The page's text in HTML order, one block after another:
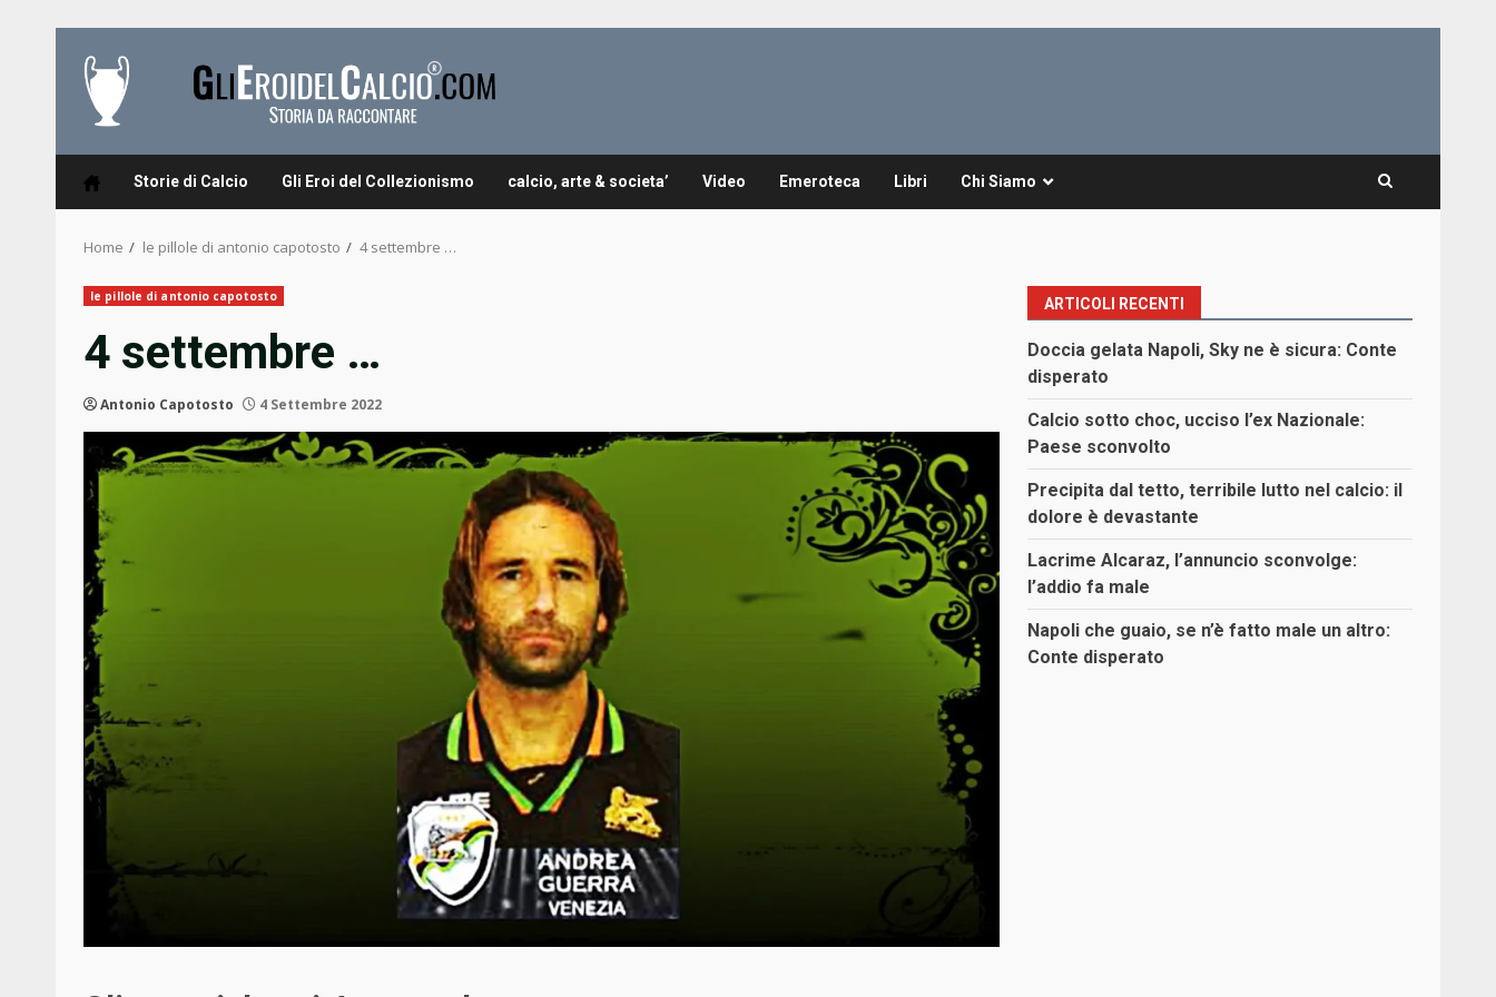
content
Storie di Calcio Gli Eroi del Collezionismo calcio, arte & societa’ Video Emeroteca Libri Chi Siamo
Home le pillole di antonio capotosto 4 settembre …
le pillole di antonio capotosto
4 settembre …
Antonio Capotosto 4 Settembre 2022
ARTICOLI RECENTI
Doccia gelata Napoli, Sky ne è sicura: Conte
disperato
Calcio sotto choc, ucciso l’ex Nazionale:
Paese sconvolto
Precipita dal tetto, terribile lutto nel calcio: il
dolore è devastante
Lacrime Alcaraz, l’annuncio sconvolge:
l’addio fa male
Napoli che guaio, se n’è fatto male un altro:
Conte disperato